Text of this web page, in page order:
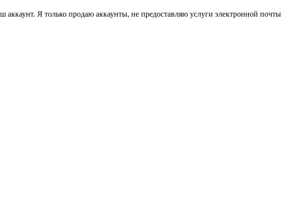
Я только продаю аккаунты, не предоставляю услуги электронной почты